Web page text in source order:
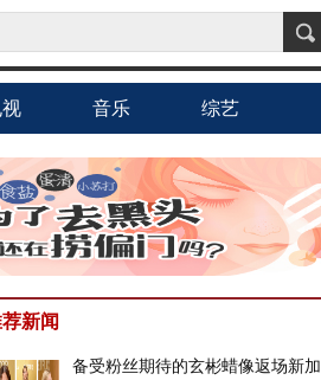
音乐 综艺
新闻
备受粉丝期待的玄彬蜡像返场新加